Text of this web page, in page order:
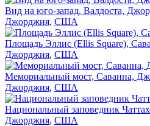
Вид на юго-запад, Валдоста,
Джорджия, США
Площадь Эллис (Ellis Square),
Джорджия, США
Мемориальный мост, Саванна,
Джорджия, США
Национальный заповедник
Джорджия, США